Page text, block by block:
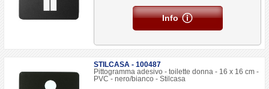
Info
STILCASA - 100487
Pittogramma adesivo - toilette donna - 16 x 16 cm -
PVC - nero/bianco - Stilcasa